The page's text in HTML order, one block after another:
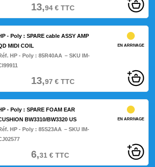
13,94€TTC
- Poly : SPARE cable ASSY AMP
MIDI COIL
HP - Poly :85R40AA – SKU IM-
EN ARRIVAGE
13,97 €TTC
- Poly : SPARE FOAM EAR
BW3310/BW3320 US
HP - Poly :85S23AA – SKU IM-
EN ARRIVAGE
6,31 €TTC